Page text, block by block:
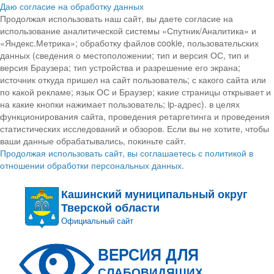
Даю согласие на обработку данных
Продолжая использовать наш сайт, вы даете согласие на
использование аналитической системы «Спутник/Аналитика» и
«Яндекс.Метрика»; обработку файлов cookie, пользовательских
данных (сведения о местоположении; тип и версия ОС, тип и
версия Браузера; тип устройства и разрешение его экрана;
источник откуда пришел на сайт пользователь; с какого сайта или
по какой рекламе; язык ОС и Браузер; какие страницы открывает и
на какие кнопки нажимает пользователь; ip-адрес). в целях
функционирования сайта, проведения ретаргетинга и проведения
статистических исследований и обзоров. Если вы не хотите, чтобы
ваши данные обрабатывались, покиньте сайт.
Продолжая использовать сайт, вы соглашаетесь с политикой в
отношении обработки персональных данных.